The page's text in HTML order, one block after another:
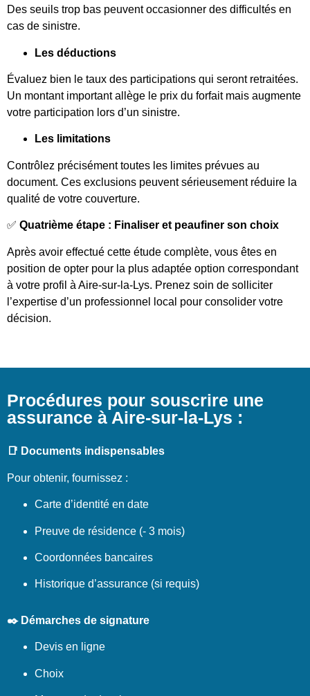
Des seuils trop bas peuvent occasionner des difficultés en
cas de sinistre.
Les déductions
Évaluez bien le taux des participations qui seront retraitées.
Un montant important allège le prix du forfait mais augmente
votre participation lors d’un sinistre.
Les limitations
Contrôlez précisément toutes les limites prévues au
document. Ces exclusions peuvent sérieusement réduire la
qualité de votre couverture.
✅ Quatrième étape : Finaliser et peaufiner son choix
Après avoir effectué cette étude complète, vous êtes en
position de opter pour la plus adaptée option correspondant
à votre profil à Aire-sur-la-Lys. Prenez soin de solliciter
l’expertise d’un professionnel local pour consolider votre
décision.
Procédures pour souscrire une
assurance à Aire-sur-la-Lys :
📑 Documents indispensables
Pour obtenir, fournissez :
Carte d’identité en date
Preuve de résidence (- 3 mois)
Coordonnées bancaires
Historique d’assurance (si requis)
✒️ Démarches de signature
Devis en ligne
Choix